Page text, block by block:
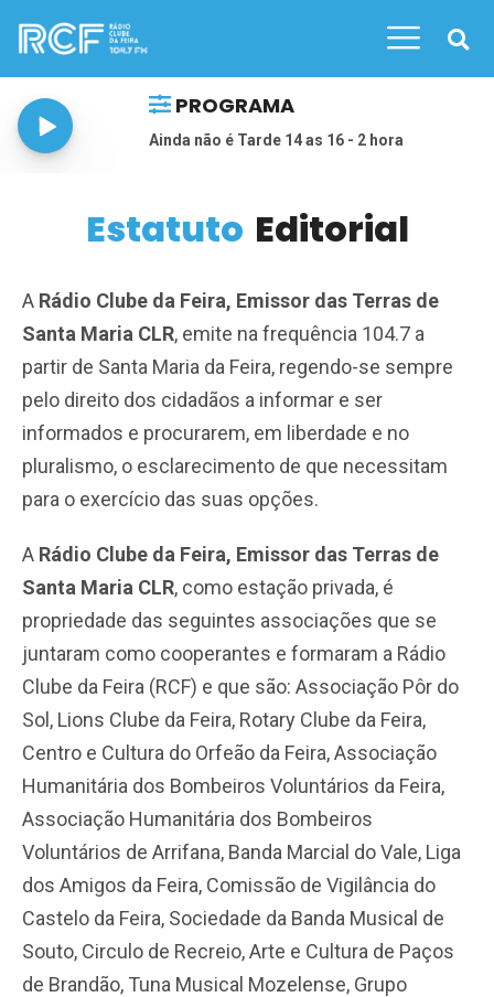
PROGRAMA
Ainda não é Tarde 14 as 16 - 2 hora
Estatuto Editorial
A Rádio Clube da Feira, Emissor das Terras de
Santa Maria CLR, emite na frequência 104.7 a
partir de Santa Maria da Feira, regendo-se sempre
pelo direito dos cidadãos a informar e ser
informados e procurarem, em liberdade e no
pluralismo, o esclarecimento de que necessitam
para o exercício das suas opções.
A Rádio Clube da Feira, Emissor das Terras de
Santa Maria CLR, como estação privada, é
propriedade das seguintes associações que se
juntaram como cooperantes e formaram a Rádio
Clube da Feira (RCF) e que são: Associação Pôr do
Sol, Lions Clube da Feira, Rotary Clube da Feira,
Centro e Cultura do Orfeão da Feira, Associação
Humanitária dos Bombeiros Voluntários da Feira,
Associação Humanitária dos Bombeiros
Voluntários de Arrifana, Banda Marcial do Vale, Liga
dos Amigos da Feira, Comissão de Vigilância do
Castelo da Feira, Sociedade da Banda Musical de
Souto, Circulo de Recreio, Arte e Cultura de Paços
de Brandão, Tuna Musical Mozelense, Grupo